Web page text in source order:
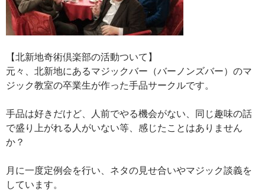
【北新地奇術倶楽部の活動ついて】
元々、北新地にあるマジックバー（バーノンズバー）のマ
ジック教室の卒業生が作った手品サークルです。
手品は好きだけど、人前でやる機会がない、同じ趣味の話
で盛り上がれる人がいない等、感じたことはありません
か？
月に一度定例会を行い、ネタの見せ合いやマジック談義を
しています。